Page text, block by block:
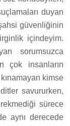
duyan
güvenliğinin
içindeyim.
sorumsuzca
çok insanların
kimse
savururken,
sürece
aynı derecede